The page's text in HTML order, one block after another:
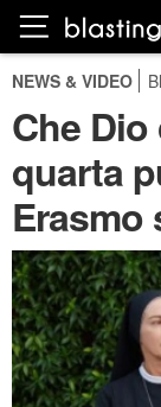
NEWS & VIDEO
Che
quarta
Erasmo